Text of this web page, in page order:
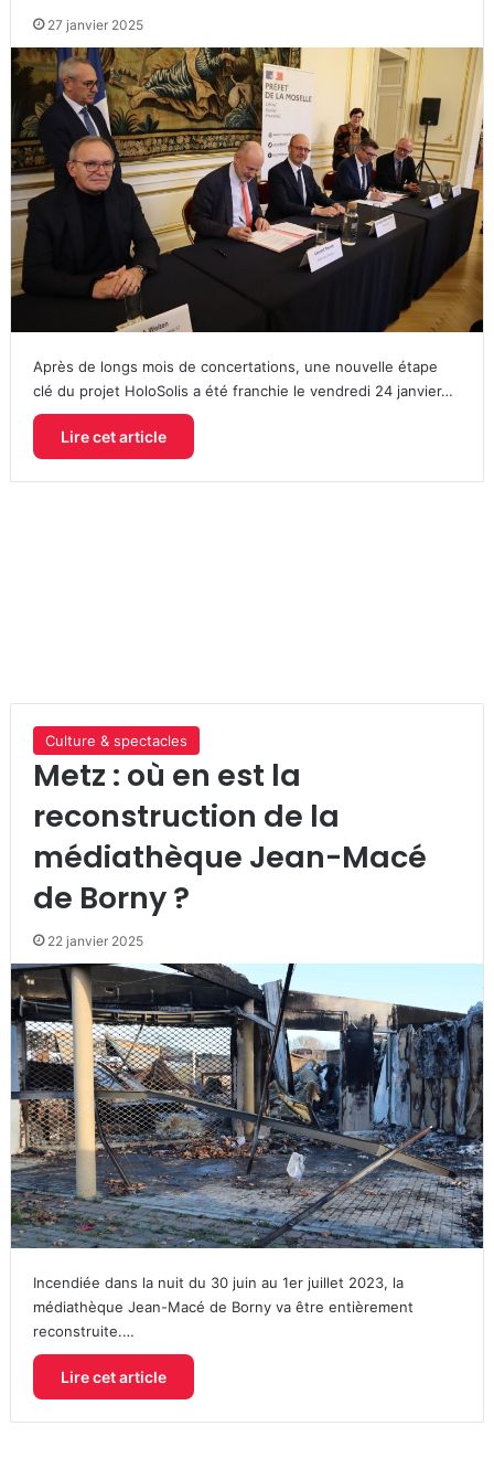
27 janvier 2025
Après de longs mois de concertations, une nouvelle étape
clé du projet HoloSolis a été franchie le vendredi 24 janvier…
Lire cet article
Culture & spectacles
Metz : où en est la
reconstruction de la
médiathèque Jean-Macé
de Borny ?
22 janvier 2025
Incendiée dans la nuit du 30 juin au 1er juillet 2023, la
médiathèque Jean-Macé de Borny va être entièrement
reconstruite.…
Lire cet article